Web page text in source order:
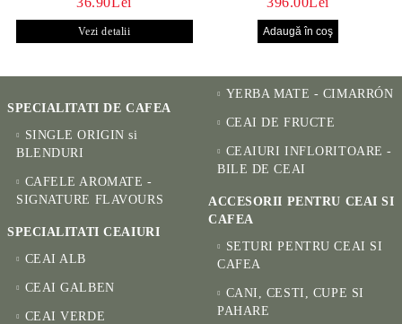
Vezi detalii
SPECIALITATI DE CAFEA
SINGLE ORIGIN si
BLENDURI
CAFELE AROMATE -
SIGNATURE FLAVOURS
SPECIALITATI CEAIURI
CEAI ALB
CEAI GALBEN
CEAI VERDE
YERBA MATE - CIMARRÓN
CEAI DE FRUCTE
CEAIURI INFLORITOARE -
BILE DE CEAI
ACCESORII PENTRU CEAI SI
CAFEA
SETURI PENTRU CEAI SI
CAFEA
CANI, CESTI, CUPE SI
PAHARE